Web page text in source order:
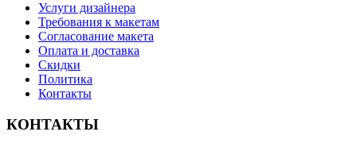
Услуги дизайнера
Требования к макетам
Согласование макета
Оплата и доставка
Скидки
Политика
Контакты
КОНТАКТЫ